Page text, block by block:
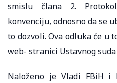
smislu člana 2.
konvenciju, odnosno da se
to dozvoli. Ova odluka će u
web- stranici Ustavnog suda
Naloženo je Vladi FBiH i